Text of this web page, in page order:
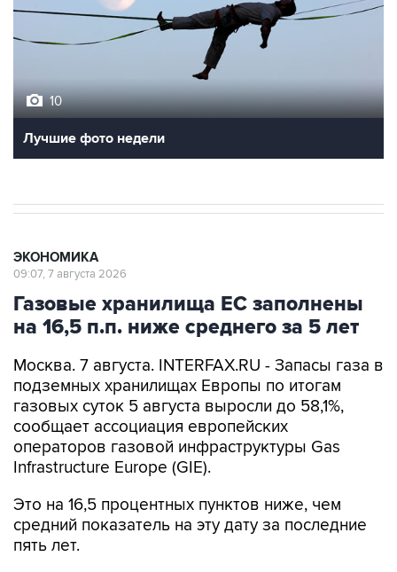
10
Лучшие фото недели
ЭКОНОМИКА
09:07, 7 августа 2026
Газовые хранилища ЕС заполнены
на 16,5 п.п. ниже среднего за 5 лет
Москва. 7 августа. INTERFAX.RU - Запасы газа в
подземных хранилищах Европы по итогам
газовых суток 5 августа выросли до 58,1%,
сообщает ассоциация европейских
операторов газовой инфраструктуры Gas
Infrastructure Europe (GIE).
Это на 16,5 процентных пунктов ниже, чем
средний показатель на эту дату за последние
пять лет.